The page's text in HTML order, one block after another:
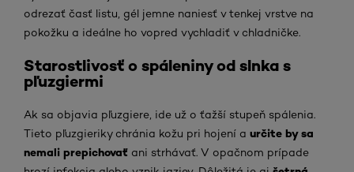
odrezať časť listu, gél jemne naniesť v tenkej vrstve na
pokožku a ideálne ho vopred vychladiť v chladničke.
Starostlivosť o spáleniny od slnka s
pľuzgiermi
Ak sa objavia pľuzgiere, ide už o ťažší stupeň spálenia.
Tieto pľuzgieriky chránia kožu pri hojení a určite by sa
nemali prepichovať ani strhávať. V opačnom prípade